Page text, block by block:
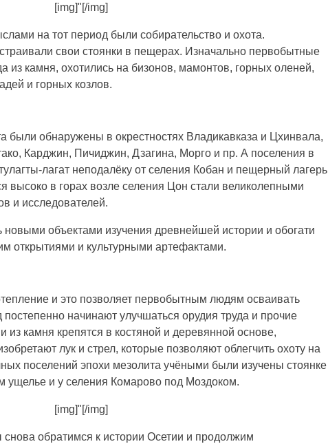
[img]"[/img]
на тот период были собирательство и охота.
свои стоянки в пещерах. Изначально первобытные
из камня, охотились на бизонов, мамонтов, горных оленей,
и горных козлов.
были обнаружены в окрестностях Владикавказа и Цхинвала,
Карджин, Пичиджин, Дзагина, Морго и пр. А поселения в
лагат неподалёку от селения Кобан и пещерный лагерь
высоко в горах возле селения Цон стали великолепными
и исследователей.
новыми объектами изучения древнейшей истории и обогати
открытиями и культурными артефактами.
и это позволяет первобытным людям осваивать
постепенно начинают улучшаться орудия труда и прочие
из камня крепятся в костяной и деревянной основе,
лук и стрел, которые позволяют облегчить охоту на
поселений эпохи мезолита учёными были изучены стоянке
ущелье и у селения Комарово под Моздоком.
[img]"[/img]
обратимся к истории Осетии и продолжим